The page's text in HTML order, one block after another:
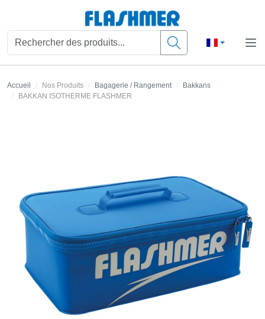
Accueil Nos Produits Bagagerie / Rangement
Bakkans
BAKKAN ISOTHERME FLASHMER